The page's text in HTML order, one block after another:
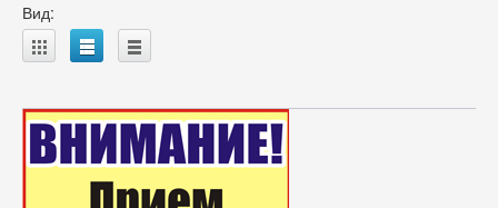
Вид:
A B C